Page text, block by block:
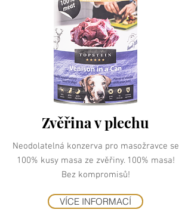
Zvěřina v plechu
Neodolatelná konzerva pro masožravce se
100% kusy masa ze zvěřiny. 100% masa!
Bez kompromisů!
VÍCE INFORMACÍ